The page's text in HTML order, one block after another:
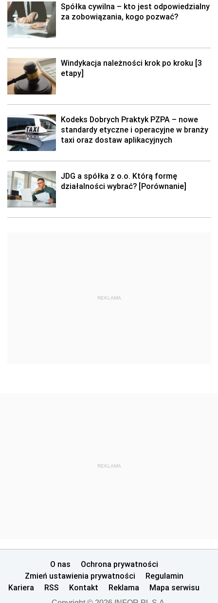
Spółka cywilna – kto jest odpowiedzialny
za zobowiązania, kogo pozwać?
Windykacja należności krok po kroku [3
etapy]
Kodeks Dobrych Praktyk PZPA – nowe
standardy etyczne i operacyjne w branży
taxi oraz dostaw aplikacyjnych
JDG a spółka z o.o. Którą formę
działalności wybrać? [Porównanie]
REKLAMA
REKLAMA
O nas
Ochrona prywatności
Zmień ustawienia prywatności
Regulamin
Kariera
RSS Kontakt Reklama Mapa serwisu